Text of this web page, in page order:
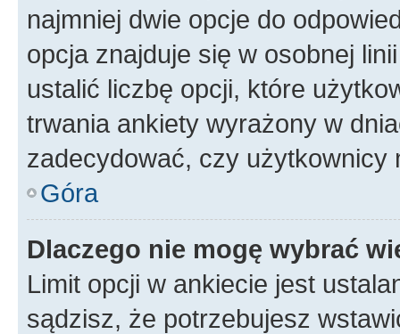
najmniej dwie opcje do
opcja znajduje się w osobnej
ustalić liczbę opcji, które
trwania ankiety wyrażony w
zadecydować, czy użytkownicy
Góra
Dlaczego nie mogę wybrać
Limit opcji w ankiecie jest
sądzisz, że potrzebujesz